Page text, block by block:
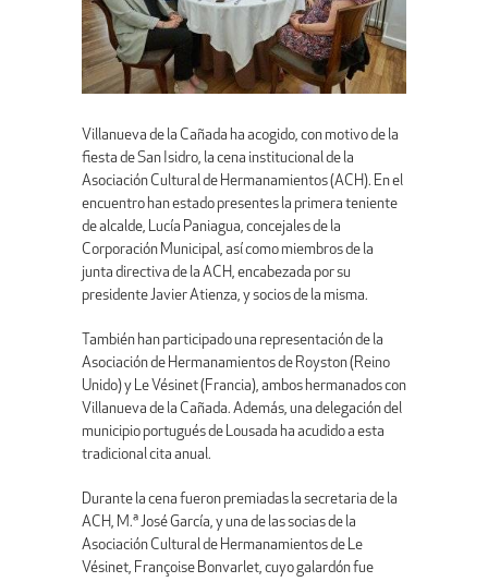
Villanueva de la Cañada ha acogido, con motivo de la
fiesta de San Isidro, la cena institucional de la
Asociación Cultural de Hermanamientos (ACH). En el
encuentro han estado presentes la primera teniente
de alcalde, Lucía Paniagua, concejales de la
Corporación Municipal, así como miembros de la
junta directiva de la ACH, encabezada por su
presidente Javier Atienza, y socios de la misma.
También han participado una representación de la
Asociación de Hermanamientos de Royston (Reino
Unido) y Le Vésinet (Francia), ambos hermanados con
Villanueva de la Cañada. Además, una delegación del
municipio portugués de Lousada ha acudido a esta
tradicional cita anual.
Durante la cena fueron premiadas la secretaria de la
ACH, M.ª José García, y una de las socias de la
Asociación Cultural de Hermanamientos de Le
Vésinet, Françoise Bonvarlet, cuyo galardón fue